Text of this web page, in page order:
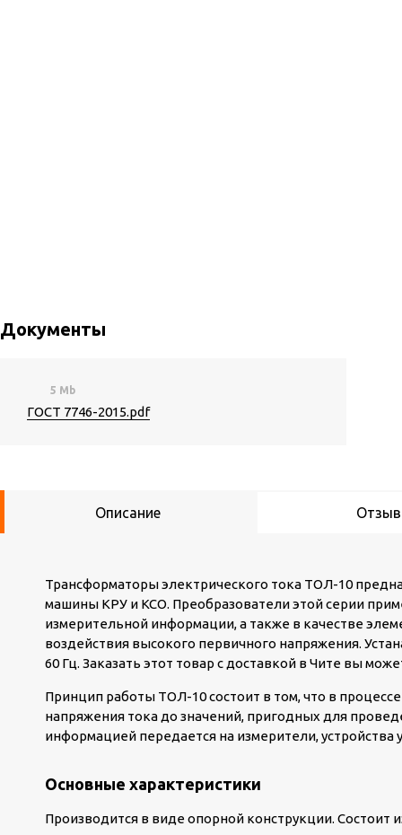
Документы
5 Mb
ГОСТ 7746-2015.pdf
Описание
Трансформаторы электрического тока ТОЛ-10
машины КРУ и КСО. Преобразователи этой серии
измерительной информации, а также в качестве
воздействия высокого первичного напряжения.
60 Гц. Заказать этот товар с доставкой в Чите вы
Принцип работы ТОЛ-10 состоит в том, что в
напряжения тока до значений, пригодных для
информацией передается на измерители, устройства
Основные характеристики
Производится в виде опорной конструкции. Состоит